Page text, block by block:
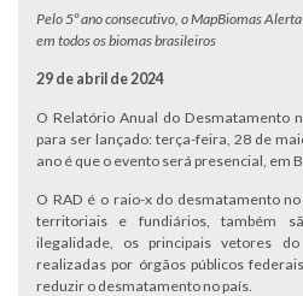
Pelo 5º ano consecutivo, o MapBiomas
em todos os biomas brasileiros
29 de abril de 2024
O Relatório Anual do Desmatamento
para ser lançado: terça-feira, 28 de
ano é que o evento será presencial, em
O RAD é o raio-x do desmatamento
territoriais e fundiários, também
ilegalidade, os principais vetores
realizadas por órgãos públicos
reduzir o desmatamento no país.